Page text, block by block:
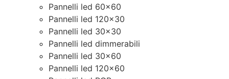
Pannelli led 60×60
Pannelli led 120×30
Pannelli led 30×30
Pannelli led dimmerabili
Pannelli led 30×60
Pannelli led 120×60